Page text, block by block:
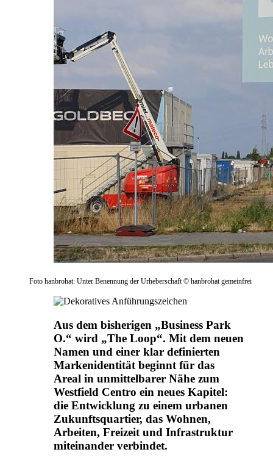
Foto hanbrohat: Unter Benennung der Urheberschaft © hanbrohat gemeinfrei
Aus dem bisherigen „Business Park
O.“ wird „The Loop“. Mit dem neuen
Namen und einer klar definierten
Markenidentität beginnt für das
Areal in unmittelbarer Nähe zum
Westfield Centro ein neues Kapitel:
die Entwicklung zu einem urbanen
Zukunftsquartier, das Wohnen,
Arbeiten, Freizeit und Infrastruktur
miteinander verbindet.